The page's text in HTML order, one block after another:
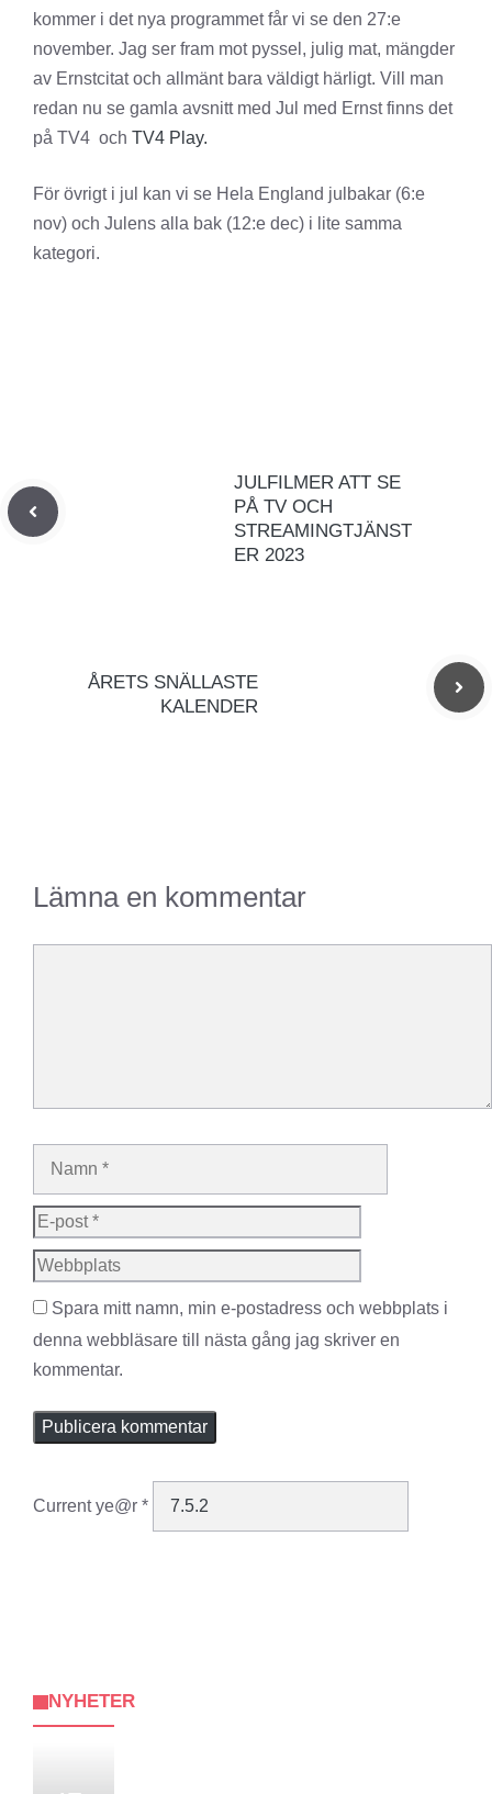
kommer i det nya programmet får vi se den 27:e
november. Jag ser fram mot pyssel, julig mat, mängder
av Ernstcitat och allmänt bara väldigt härligt. Vill man
redan nu se gamla avsnitt med Jul med Ernst finns det
på TV4 och TV4 Play.
För övrigt i jul kan vi se Hela England julbakar (6:e
nov) och Julens alla bak (12:e dec) i lite samma
kategori.
JULFILMER ATT SE
PÅ TV OCH
STREAMINGTJÄNST
ER 2023
ÅRETS SNÄLLASTE
KALENDER
Lämna en kommentar
Namn
Spara mitt namn, min e-postadress och webbplats i
denna webbläsare till nästa gång jag skriver en
kommentar.
Current ye@r *
NYHETER